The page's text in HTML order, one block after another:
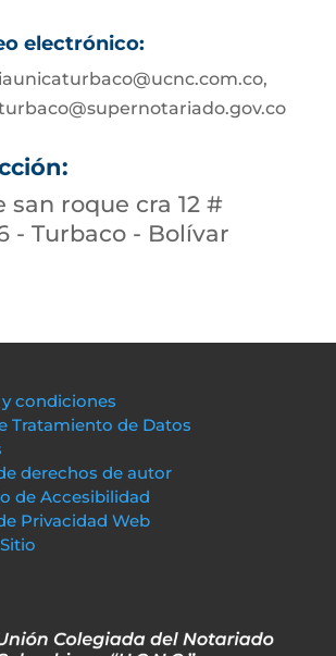
electrónico:
san roque cra 12 #
- Turbaco - Bolívar
y condiciones
Tratamiento de Datos
derechos de autor
de Accesibilidad
Privacidad Web